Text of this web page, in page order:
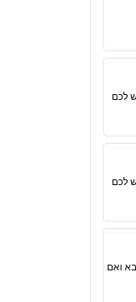
לכם
לכם
ואם